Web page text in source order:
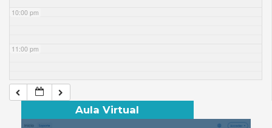
10:00 pm
11:00 pm
Aula Virtual